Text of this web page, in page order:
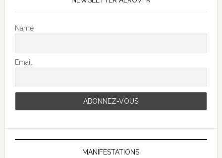
Name
Email
MANIFESTATIONS